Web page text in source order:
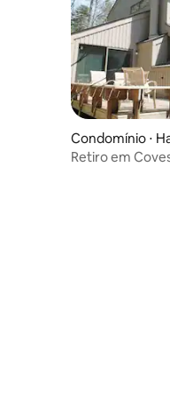
Condomínio ⋅
s
Retiro em